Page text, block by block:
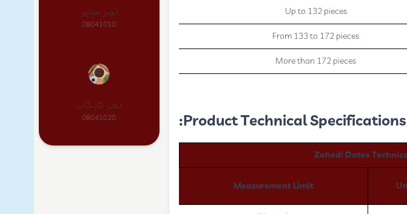
Up to 132 pieces
From 133 to 172 pieces
More than 172 pieces
Product Technical Specifications:
Zahedi Dates
Measurement Limit
تمر ساير
08041010
تمر كابكاب
08041020